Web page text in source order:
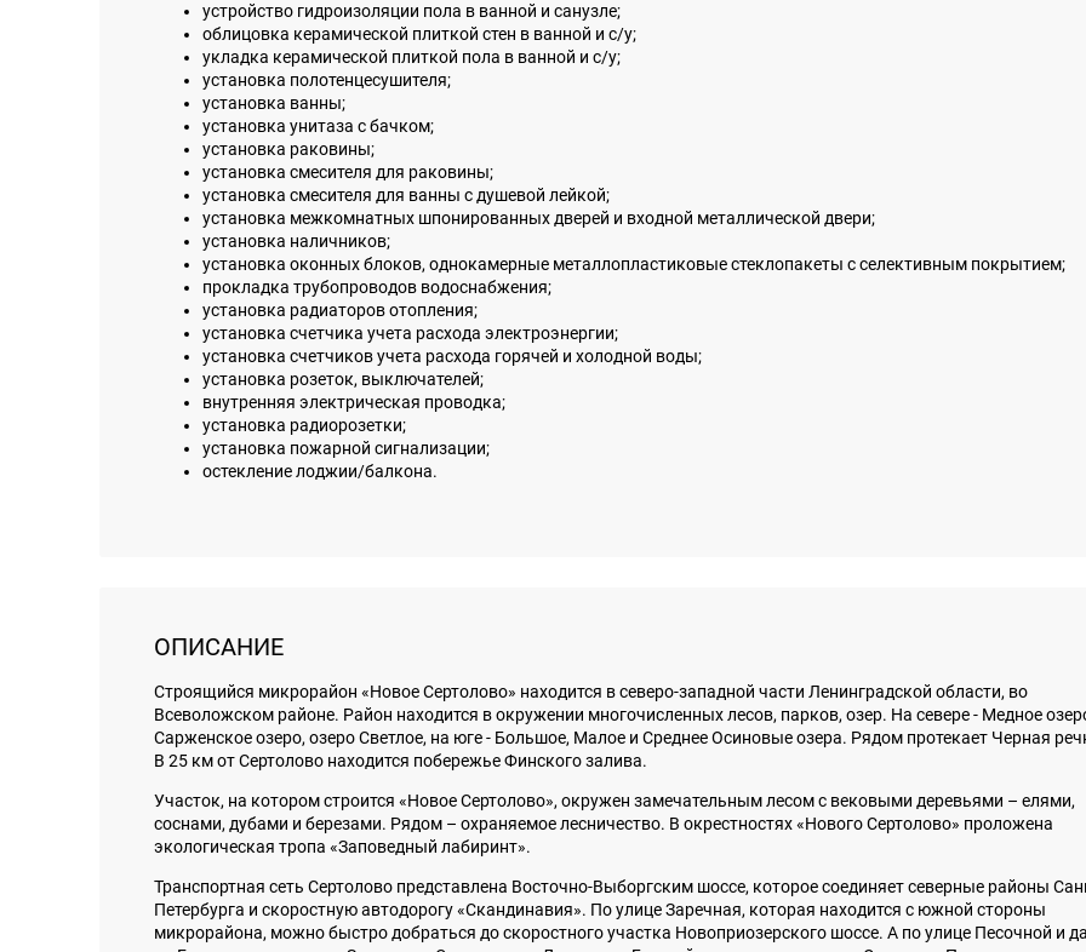
устройство гидроизоляции пола в ванной и санузле;
облицовка керамической плиткой стен в ванной и с/у;
укладка керамической плиткой пола в ванной и с/у;
установка полотенцесушителя;
установка ванны;
установка унитаза с бачком;
установка раковины;
установка смесителя для раковины;
установка смесителя для ванны с душевой лейкой;
установка межкомнатных шпонированных дверей и входной металлической двери;
установка наличников;
установка оконных блоков, однокамерные металлопластиковые стеклопакеты с селективным покрытием;
прокладка трубопроводов водоснабжения;
установка радиаторов отопления;
установка счетчика учета расхода электроэнергии;
установка счетчиков учета расхода горячей и холодной воды;
установка розеток, выключателей;
внутренняя электрическая проводка;
установка радиорозетки;
установка пожарной сигнализации;
остекление лоджии/балкона.
ОПИСАНИЕ
Строящийся микрорайон «Новое Сертолово» находится в северо-западной части Ленинградской области, во
Всеволожском районе. Район находится в окружении многочисленных лесов, парков, озер. На севере - Медное
Сарженское озеро, озеро Светлое, на юге - Большое, Малое и Среднее Осиновые озера. Рядом протекает Черная
В 25 км от Сертолово находится побережье Финского залива.
Участок, на котором строится «Новое Сертолово», окружен замечательным лесом с вековыми деревьями – елями,
соснами, дубами и березами. Рядом – охраняемое лесничество. В окрестностях «Нового Сертолово» проложена
экологическая тропа «Заповедный лабиринт».
Транспортная сеть Сертолово представлена Восточно-Выборгским шоссе, которое соединяет северные районы
Петербурга и скоростную автодорогу «Скандинавия». По улице Заречная, которая находится с южной стороны
микрорайона, можно быстро добраться до скоростного участка Новоприозерского шоссе. А по улице Песочной и